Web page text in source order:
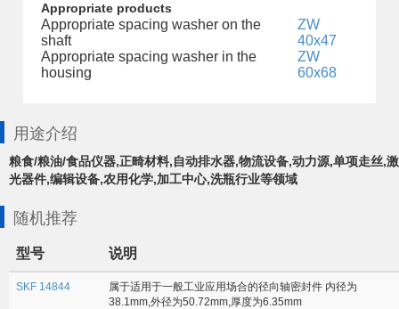
Appropriate products
Appropriate spacing washer on the
shaft
ZW
40x47
Appropriate spacing washer in the
housing
ZW
60x68
用途介绍
粮食/粮油/食品仪器,正畸材料,自动排水器,物流设备,动力源,单项走丝,激
光器件,编辑设备,农用化学,加工中心,洗瓶行业等领域
随机推荐
型号 说明
SKF 14844
属于适用于一般工业应用场合的径向轴密封件 内径为
38.1mm,外径为50.72mm,厚度为6.35mm